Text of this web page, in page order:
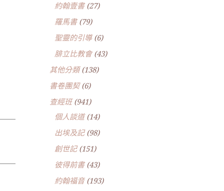
約翰壹書(27)
羅馬書(79)
聖靈的引導(6)
腓立比教會(43)
其他分類(138)
書卷團契(6)
查經班(941)
個人談道(14)
出埃及記(98)
創世記(151)
彼得前書(43)
約翰福音(193)